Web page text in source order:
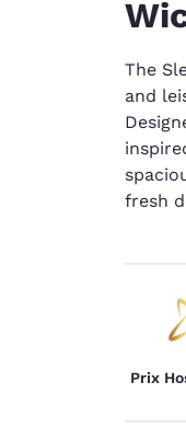
The
and
fresh
Prix